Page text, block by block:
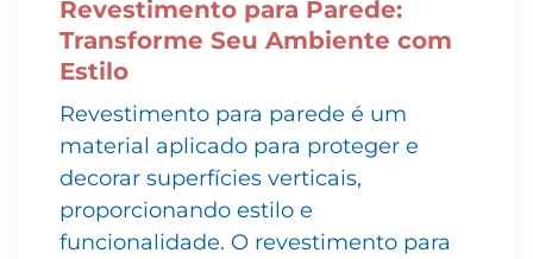
Revestimento para Parede:
Transforme Seu Ambiente com
Estilo
Revestimento para parede é um
material aplicado para proteger e
decorar superfícies verticais,
proporcionando estilo e
funcionalidade. O revestimento para